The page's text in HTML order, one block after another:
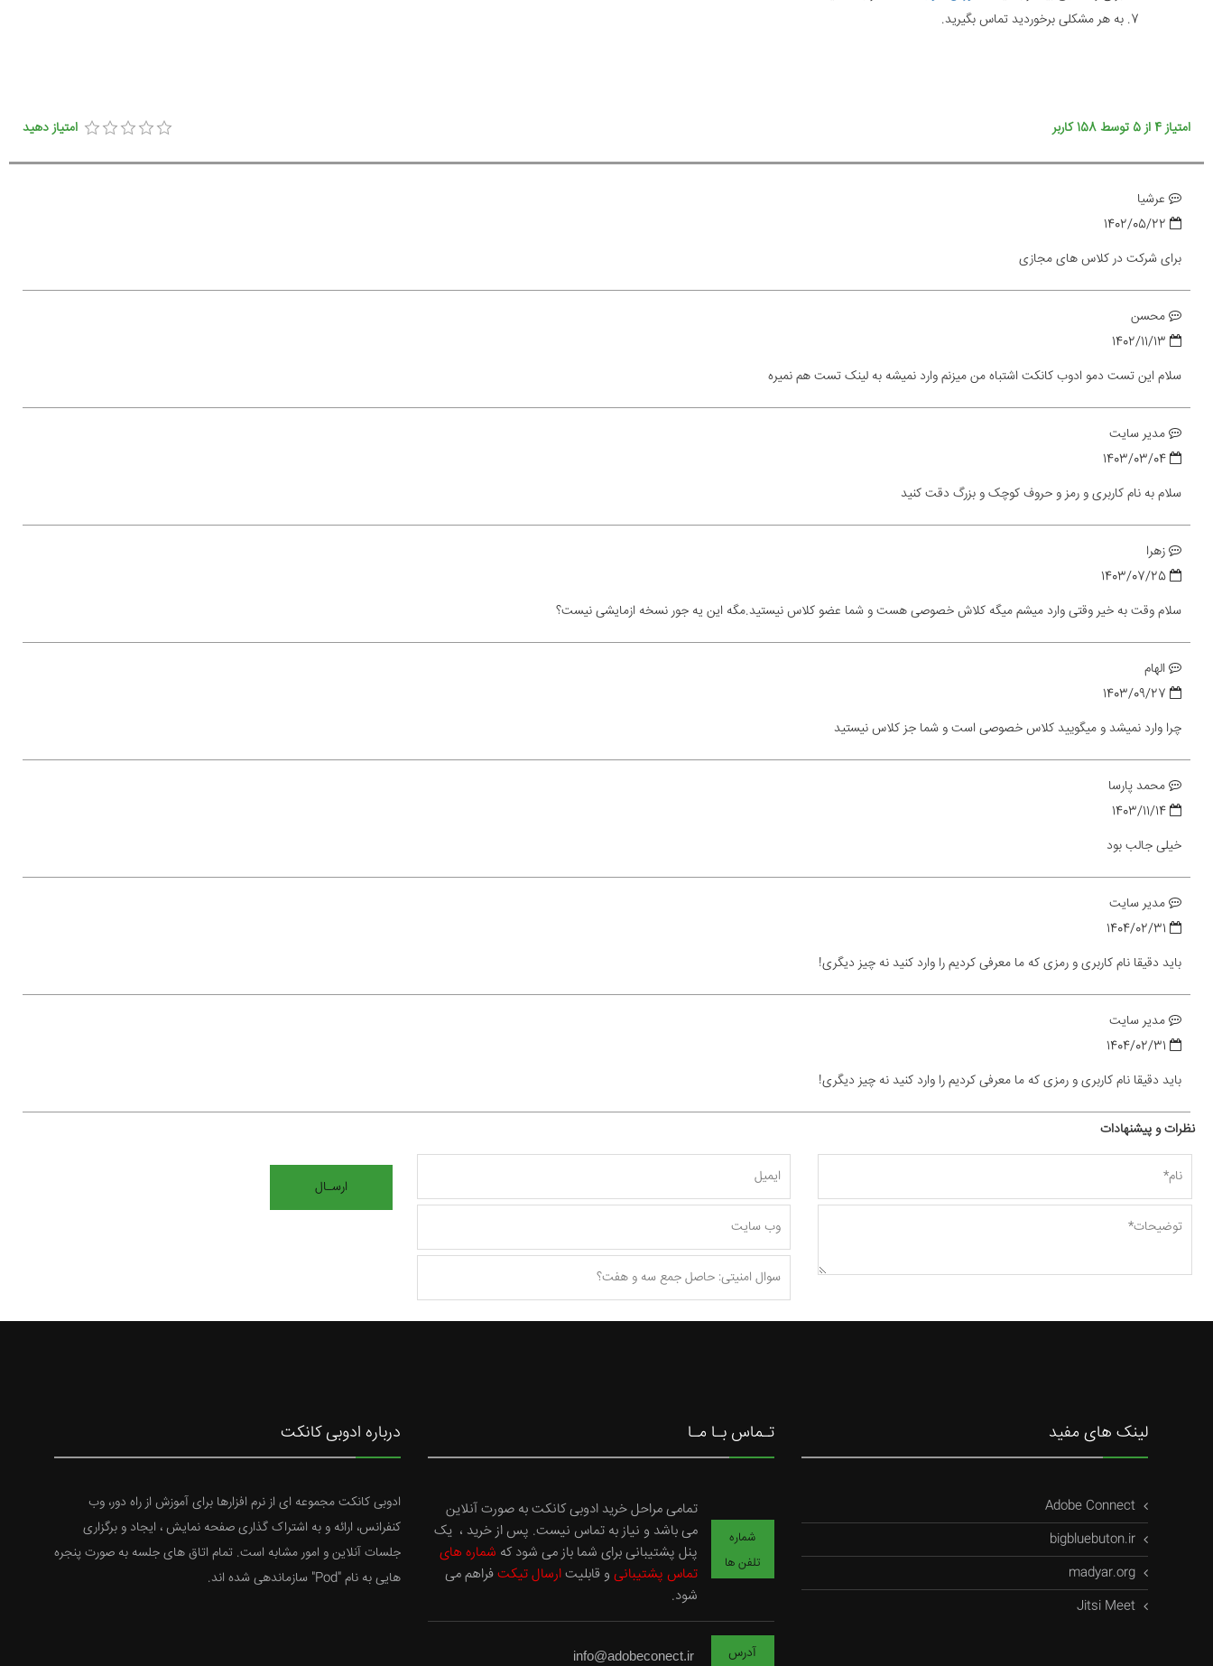
به هر مشکلی برخوردید تماس بگیرید.
امتیاز دهید امتیاز4 از5 توسط158کاربر
عرشیا
برای شرکت در کلاس های مجازی
محسن
سلام این تست دمو ادوب کانکت اشتباه من میزنم وارد نمیشه به لینک تست هم نمیره
مدیر سایت
سلام به نام کاربری و رمز و حروف کوچک و بزرگ دقت کنید
زهرا
سلام وقت به خیر وقتی وارد میشم میگه کلاش خصوصی هست و شما عضو کلاس نیستید.مگه این یه جور نسخه ازمایشی نیست؟
الهام
چرا وارد نمیشد و میگویید کلاس خصوصی است و شما جز کلاس نیستید
محمد پارسا
خیلی جالب بود
مدیر سایت
باید دقیقا نام کاربری و رمزی که ما معرفی کردیم را وارد کنید نه چیز دیگری!
مدیر سایت
باید دقیقا نام کاربری و رمزی که ما معرفی کردیم را وارد کنید نه چیز دیگری!
نظرات و پیشنهادات
درباره ادوبی کانکت
ادوبی کانکت مجموعه ای از نرم افزارها برای آموزش از راه دور، وب
کنفرانس، ارائه و به اشتراک گذاری صفحه نمایش ، ایجاد و برگزاری
جلسات آنلاین و امور مشابه است. تمام اتاق های جلسه به صورت پنجره
هایی به نام "Pod" سازماندهی شده اند.
تـماس بـا مـا
شماره
تلفن ها
تمامی مراحل خرید ادوبی کانکت به صورت آنلاین
می باشد و نیاز به تماس نیست. پس از خرید ، یک
پنل پشتیبانی برای شما باز می شود که شماره های
تماس پشتیبانی و قابلیتارسال تیکتفراهم می
شود.
آدرس info@adobeconect.ir
لینک های مفید
Adobe Connect
bigbluebuton.ir
madyar.org
Jitsi Meet